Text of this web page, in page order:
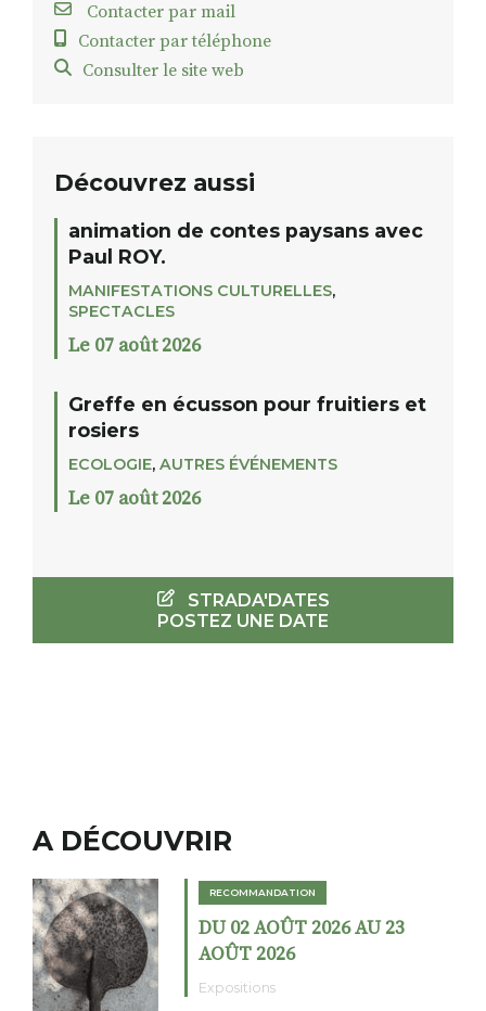
Contacter par mail
Contacter par téléphone
Consulter le site web
Découvrez aussi
animation de contes paysans avec
Paul ROY.
MANIFESTATIONS CULTURELLES,
SPECTACLES
Le 07 août 2026
Greffe en écusson pour fruitiers et
rosiers
ECOLOGIE, AUTRES ÉVÉNEMENTS
Le 07 août 2026
STRADA'DATES
POSTEZ UNE DATE
A DÉCOUVRIR
RECOMMANDATION
DU 02 AOÛT 2026 AU 23
AOÛT 2026
Expositions